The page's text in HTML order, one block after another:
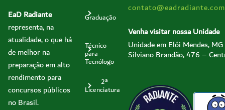
EaD Radiante
representa, na
atualidade, o que há
de melhor na
preparação em alto
rendimento para
concursos públicos
no Brasil.
Graduação
Técnico
para
Tecnólogo
2ª
Licenciatura
Venha visitar nossa Unidade
Unidade em Elói Mendes, MG
Silviano Brandão, 476 –